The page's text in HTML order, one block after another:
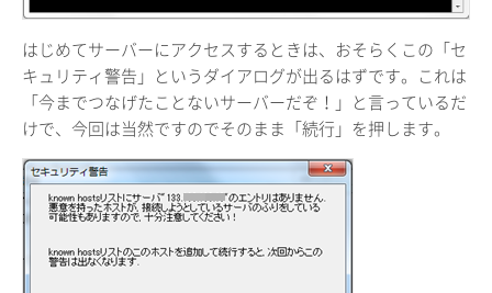
はじめてサーバーにアクセスするときは、おそらくこの「セ
キュリティ警告」というダイアログが出るはずです。これは
「今までつなげたことないサーバーだぞ！」と言っているだ
けで、今回は当然ですのでそのまま「続行」を押します。